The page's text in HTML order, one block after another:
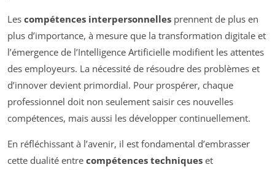
Les compétences interpersonnelles prennent de plus en
plus d’importance, à mesure que la transformation digitale et
l’émergence de l’Intelligence Artificielle modifient les attentes
des employeurs. La nécessité de résoudre des problèmes et
d’innover devient primordial. Pour prospérer, chaque
professionnel doit non seulement saisir ces nouvelles
compétences, mais aussi les développer continuellement.
En réfléchissant à l’avenir, il est fondamental d’embrasser
cette dualité entre compétences techniques et